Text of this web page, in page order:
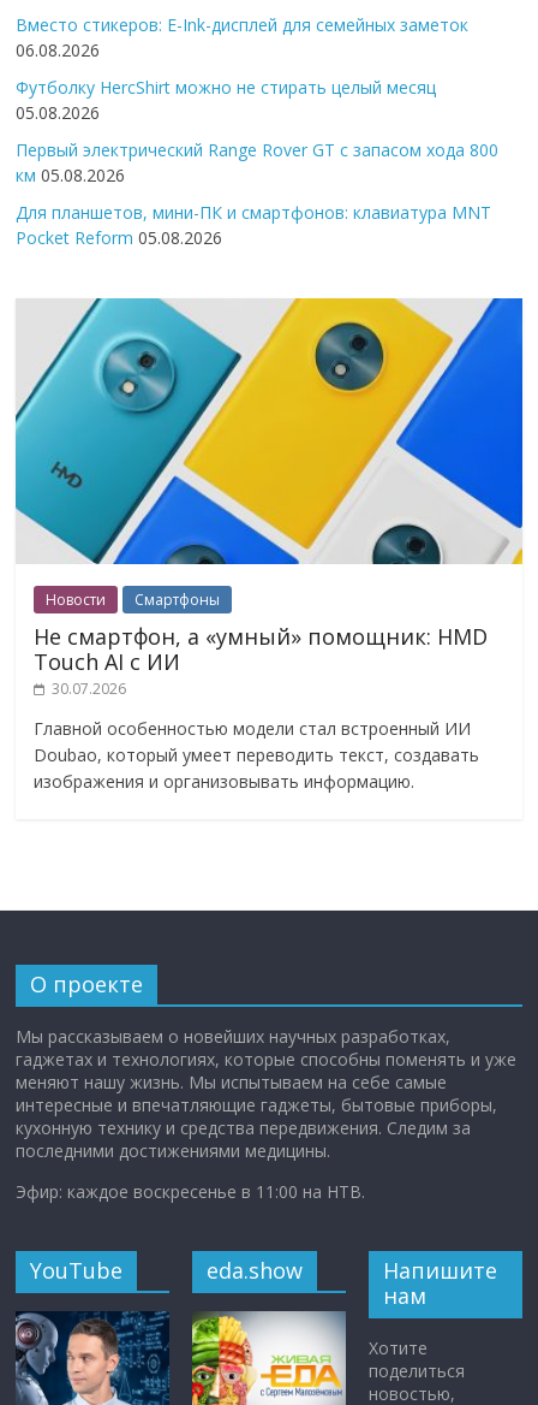
Вместо стикеров: E-Ink-дисплей для семейных заметок
06.08.2026
Футболку HercShirt можно не стирать целый месяц
05.08.2026
Первый электрический Range Rover GT с запасом хода 800
км 05.08.2026
Для планшетов, мини-ПК и смартфонов: клавиатура MNT
Pocket Reform 05.08.2026
Новости Смартфоны
Не смартфон, а «умный» помощник: HMD
Touch AI с ИИ
30.07.2026
Главной особенностью модели стал встроенный ИИ
Doubao, который умеет переводить текст, создавать
изображения и организовывать информацию.
О проекте
Мы рассказываем о новейших научных разработках,
гаджетах и технологиях, которые способны поменять и уже
меняют нашу жизнь. Мы испытываем на себе самые
интересные и впечатляющие гаджеты, бытовые приборы,
кухонную технику и средства передвижения. Следим за
последними достижениями медицины.
Эфир: каждое воскресенье в 11:00 на НТВ.
YouTube eda.show
Напишите
нам
Хотите
поделиться
новостью,